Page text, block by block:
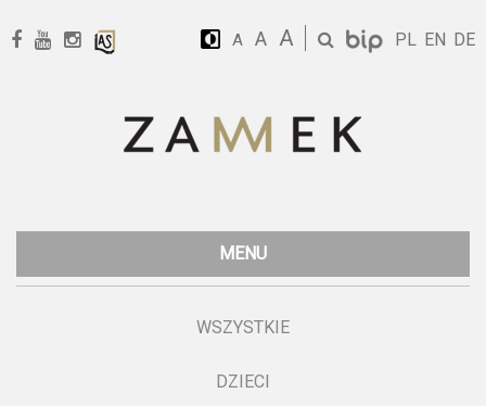
A A A PL EN DE
MENU
WSZYSTKIE
DZIECI